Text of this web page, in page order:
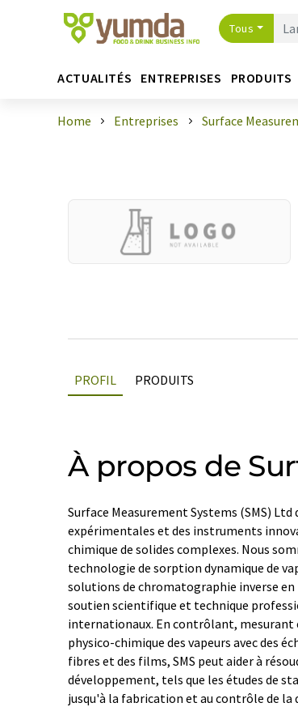
Tous
ACTUALITÉS ENTREPRISES PRODUITS
Home Entreprises Surface
PROFIL PRODUITS
À propos de
Surface Measurement Systems (SMS)
expérimentales et des instruments
chimique de solides complexes. Nous
technologie de sorption dynamique de
solutions de chromatographie inverse en
soutien scientifique et technique
internationaux. En contrôlant,
physico-chimique des vapeurs avec des
fibres et des films, SMS peut aider à
développement, tels que les études de
jusqu'à la fabrication et au contrôle de la